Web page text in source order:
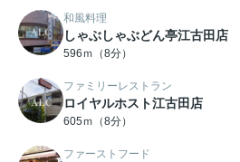
和風料理
しゃぶしゃぶどん亭江古田店
596ｍ（8分）
ファミリーレストラン
ロイヤルホスト江古田店
605ｍ（8分）
ファーストフード